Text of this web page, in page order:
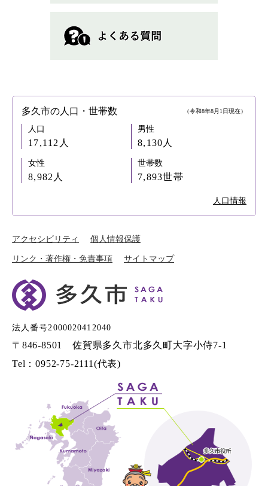
多久市の人口・世帯数 （令和8年8月1日現在）
人口
17,112人
男性
8,130人
女性
8,982人
世帯数
7,893世帯
人口情報
アクセシビリティ 個人情報保護
リンク・著作権・免責事項 サイトマップ
法人番号2000020412040
〒846-8501 佐賀県多久市北多久町大字小侍7-1
Tel：0952-75-2111(代表)